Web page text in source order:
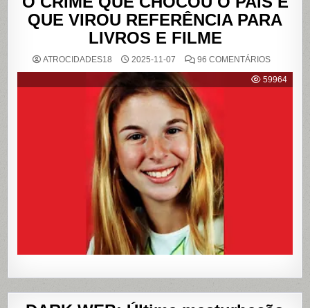
QUE VIROU REFERÊNCIA PARA
LIVROS E FILME
ATROCIDADES18 2025-11-07 96 COMENTÁRIOSEM
59964